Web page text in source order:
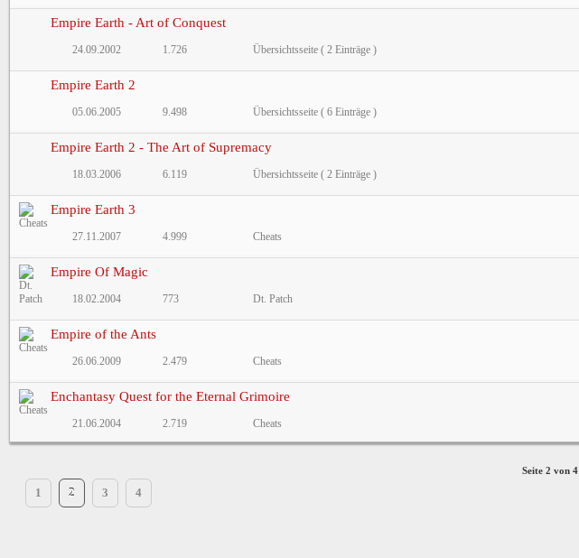
Empire Earth - Art of Conquest
24.09.2002 1.726 Übersichtsseite ( 2 Einträge )
Empire Earth 2
05.06.2005 9.498 Übersichtsseite ( 6 Einträge )
Empire Earth 2 - The Art of Supremacy
18.03.2006 6.119 Übersichtsseite ( 2 Einträge )
Empire Earth 3
27.11.2007 4.999 Cheats
Empire Of Magic
18.02.2004 773 Dt. Patch
Empire of the Ants
26.06.2009 2.479 Cheats
Enchantasy Quest for the Eternal Grimoire
21.06.2004 2.719 Cheats
Seite 2 von 4
1 2 3 4